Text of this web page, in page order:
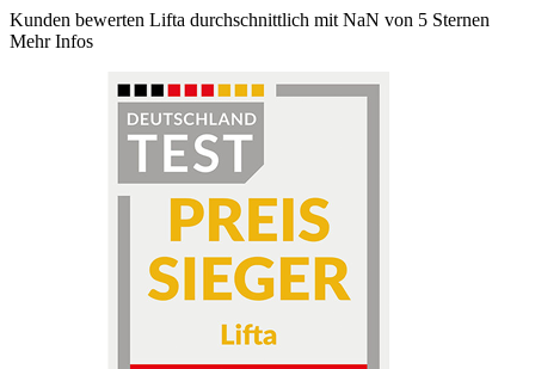
Kunden bewerten Lifta durchschnittlich mit NaN von 5 Sternen
Mehr Infos